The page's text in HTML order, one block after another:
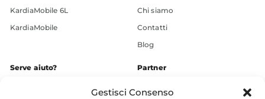
Gestisci Consenso
KardiaMobile 6L
KardiaMobile
Chi siamo
Contatti
Blog
Serve aiuto?
Partner